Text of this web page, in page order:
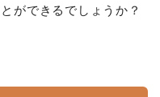
ができるでしょうか？